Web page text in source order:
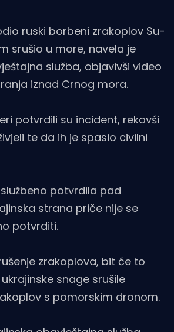
ruski borbeni zrakoplov Su-
srušio u more, navela je
služba, objavivši video
iznad Crnog mora.
potvrdili su incident, rekavši
te da ih je spasio civilni
potvrdila pad
strana priče nije se
potvrditi.
zrakoplova, bit će to
snage srušile
s pomorskim dronom.